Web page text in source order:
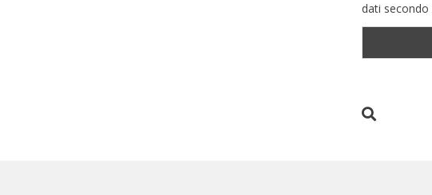
dati secondo